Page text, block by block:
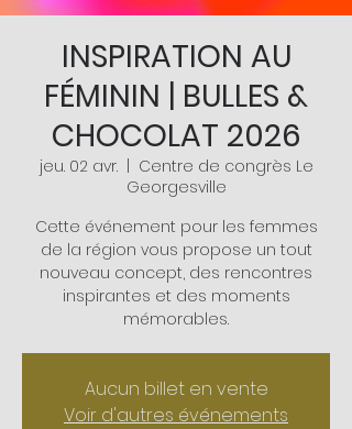
INSPIRATION AU
FÉMININ | BULLES &
CHOCOLAT 2026
jeu. 02 avr.
  |
Centre de congrès Le
Georgesville
Cette événement pour les femmes
de la région vous propose un tout
nouveau concept, des rencontres
inspirantes et des moments
mémorables.
Aucun billet en vente
Voir d'autres événements